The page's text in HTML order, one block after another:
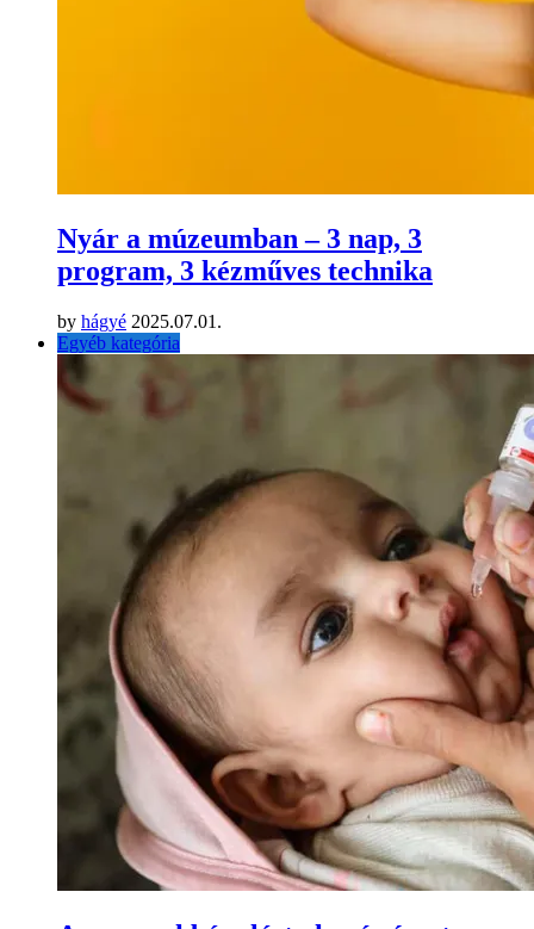
Nyár a múzeumban – 3 nap, 3
program, 3 kézműves technika
by hágyé 2025.07.01.
Egyéb kategória